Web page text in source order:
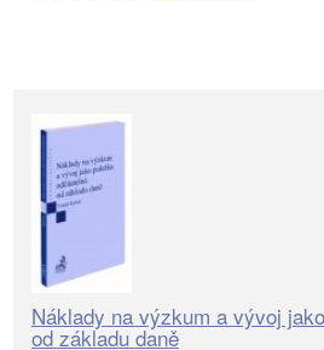
Náklady na výzkum a vývoj
od základu daně